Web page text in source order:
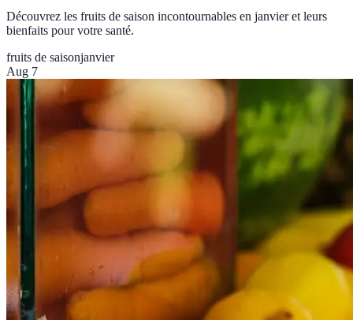
Découvrez les fruits de saison incontournables en janvier et leurs
bienfaits pour votre santé.
fruits de saisonjanvier
Aug 7